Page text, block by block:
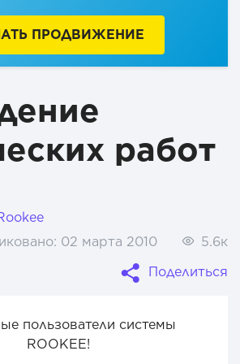
ПРОДВИЖЕНИЕ
работ
02 марта 2010
5.6к
Поделиться
пользователи системы
ROOKEE!